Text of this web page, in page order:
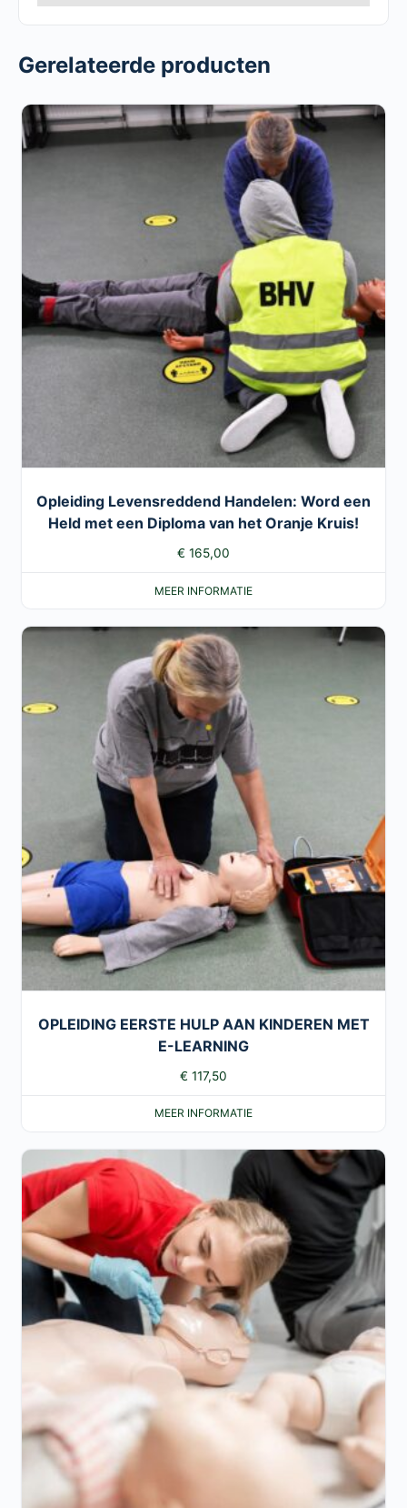
Gerelateerde producten
Opleiding Levensreddend Handelen: Word een
Held met een Diploma van het Oranje Kruis!
€ 165,00
MEER INFORMATIE
OPLEIDING EERSTE HULP AAN KINDEREN MET
E-LEARNING
€ 117,50
MEER INFORMATIE